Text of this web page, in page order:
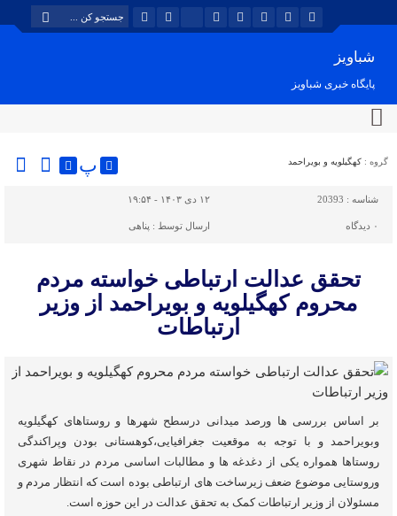
شباویز
پایگاه خبری شباویز
گروه : کهگیلویه و بویراحمد پ
شناسه : 20393 ۱۲ دی ۱۴۰۳ - ۱۹:۵۴
۰ دیدگاه ارسال توسط : پناهی
تحقق عدالت ارتباطی خواسته مردم‌
محروم کهگیلویه و بویراحمد از وزیر
ارتباطات
بر اساس بررسی ها ورصد میدانی درسطح شهرها و روستاهای کهگیلویه
وبویراحمد و با توجه به موقعیت جغرافیایی،کوهستانی بودن وپراکندگی
روستاها همواره یکی از دغدغه ها و مطالبات اساسی مردم در نقاط شهری
وروستایی موضوع ضعف زیرساخت های ارتباطی بوده است که انتظار مردم و
مسئولان از وزیر ارتباطات کمک به تحقق عدالت در این حوزه است.